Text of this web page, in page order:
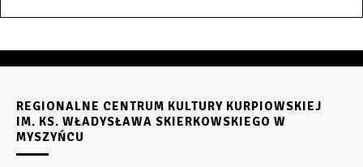
REGIONALNE CENTRUM KULTURY KURPIOWSKIEJ
IM. KS. WŁADYSŁAWA SKIERKOWSKIEGO W
MYSZYŃCU